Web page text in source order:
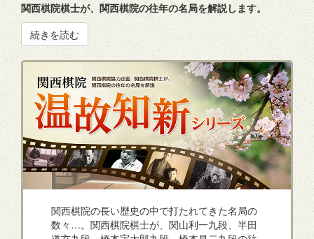
関西棋院棋士が、関西棋院の往年の名局を解説します。
続きを読む
関西棋院の長い歴史の中で打たれてきた名局の
数々…。関西棋院棋士が、関山利一九段、半田